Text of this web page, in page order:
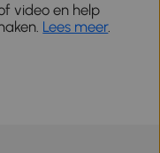
video en help
Lees meer.